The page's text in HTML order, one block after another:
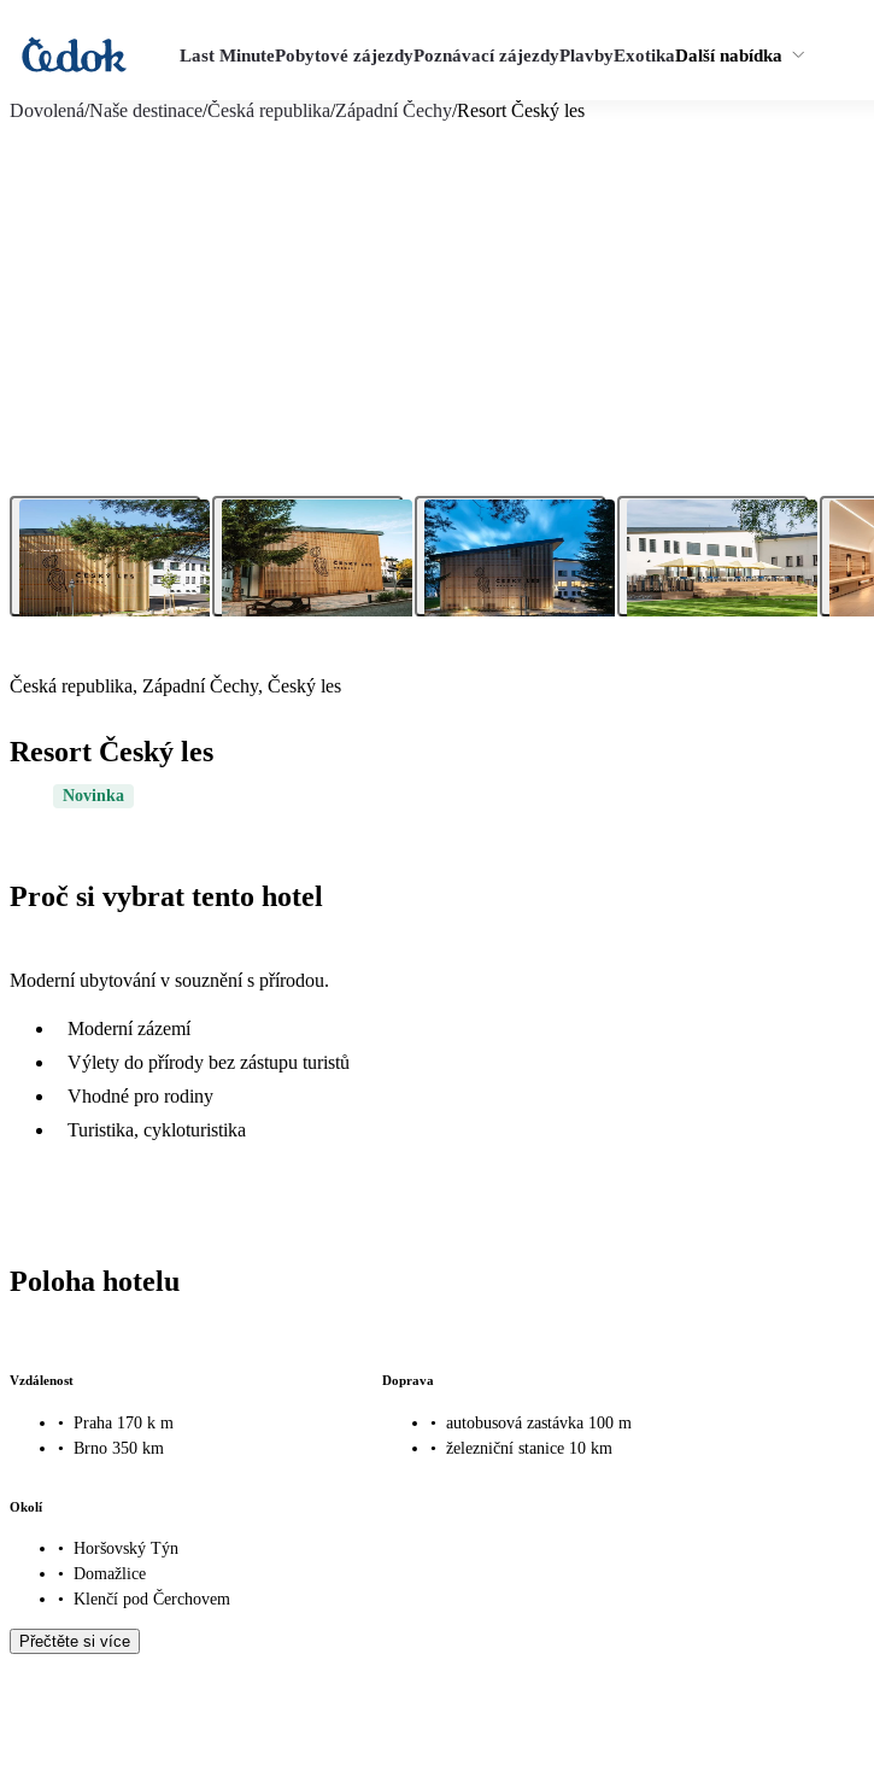
Last MinutePobytové zájezdyPoznávací zájezdyPlavbyExotikaDalší nabídka
Dovolená/Naše destinace/Česká republika/Západní Čechy/Resort Český les
Česká republika, Západní Čechy, Český les
Resort Český les
Novinka
Proč si vybrat tento hotel
Moderní ubytování v souznění s přírodou.
Moderní zázemí
Výlety do přírody bez zástupu turistů
Vhodné pro rodiny
Turistika, cykloturistika
Poloha hotelu
Vzdálenost
• Praha 170 k m
• Brno 350 km
Doprava
• autobusová zastávka 100 m
• železniční stanice 10 km
Okolí
• Horšovský Týn
• Domažlice
• Klenčí pod Čerchovem
Přečtěte si více